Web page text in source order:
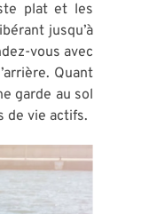
plat et les
jusqu’à
vous avec
Quant
garde au sol
de vie actifs.